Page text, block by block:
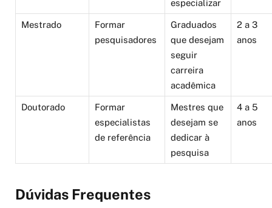
especializar
Mestrado
Formar
pesquisadores
Graduados
que desejam
seguir
carreira
acadêmica
2 a 3
anos
Doutorado
Formar
especialistas
de referência
Mestres que
desejam se
dedicar à
pesquisa
4 a 5
anos
Dúvidas Frequentes